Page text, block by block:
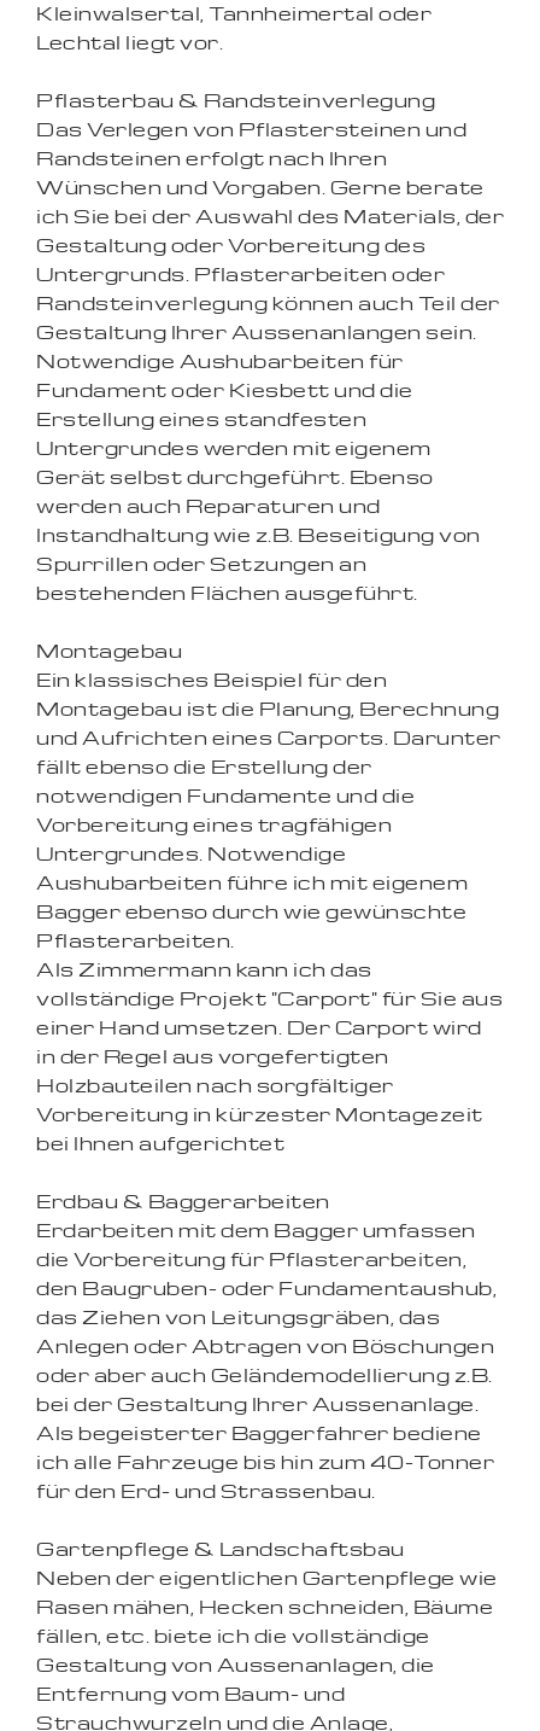
Kleinwalsertal, Tannheimertal oder
Lechtal liegt vor.
Pflasterbau & Randsteinverlegung
Das Verlegen von Pflastersteinen und
Randsteinen erfolgt nach Ihren
Wünschen und Vorgaben. Gerne berate
ich Sie bei der Auswahl des Materials, der
Gestaltung oder Vorbereitung des
Untergrunds. Pflasterarbeiten oder
Randsteinverlegung können auch Teil der
Gestaltung Ihrer Aussenanlangen sein.
Notwendige Aushubarbeiten für
Fundament oder Kiesbett und die
Erstellung eines standfesten
Untergrundes werden mit eigenem
Gerät selbst durchgeführt. Ebenso
werden auch Reparaturen und
Instandhaltung wie z.B. Beseitigung von
Spurrillen oder Setzungen an
bestehenden Flächen ausgeführt.
Montagebau
Ein klassisches Beispiel für den
Montagebau ist die Planung, Berechnung
und Aufrichten eines Carports. Darunter
fällt ebenso die Erstellung der
notwendigen Fundamente und die
Vorbereitung eines tragfähigen
Untergrundes. Notwendige
Aushubarbeiten führe ich mit eigenem
Bagger ebenso durch wie gewünschte
Pflasterarbeiten.
Als Zimmermann kann ich das
vollständige Projekt "Carport" für Sie aus
einer Hand umsetzen. Der Carport wird
in der Regel aus vorgefertigten
Holzbauteilen nach sorgfältiger
Vorbereitung in kürzester Montagezeit
bei Ihnen aufgerichtet
Erdbau & Baggerarbeiten
Erdarbeiten mit dem Bagger umfassen
die Vorbereitung für Pflasterarbeiten,
den Baugruben- oder Fundamentaushub,
das Ziehen von Leitungsgräben, das
Anlegen oder Abtragen von Böschungen
oder aber auch Geländemodellierung z.B.
bei der Gestaltung Ihrer Aussenanlage.
Als begeisterter Baggerfahrer bediene
ich alle Fahrzeuge bis hin zum 40-Tonner
für den Erd- und Strassenbau.
Gartenpflege & Landschaftsbau
Neben der eigentlichen Gartenpflege wie
Rasen mähen, Hecken schneiden, Bäume
fällen, etc. biete ich die vollständige
Gestaltung von Aussenanlagen, die
Entfernung vom Baum- und
Strauchwurzeln und die Anlage,